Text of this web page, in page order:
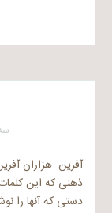
سه
آفرین- هزاران
ذهنی که این
دستی که آنها را